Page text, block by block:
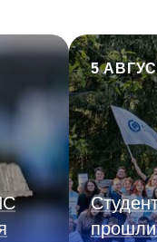
5
прошли